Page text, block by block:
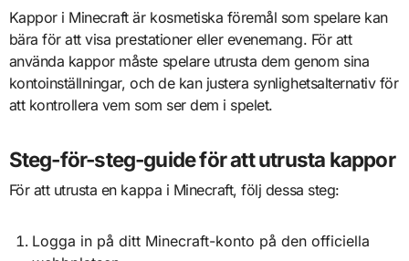
Kappor i Minecraft är kosmetiska föremål som spelare kan
bära för att visa prestationer eller evenemang. För att
använda kappor måste spelare utrusta dem genom sina
kontoinställningar, och de kan justera synlighetsalternativ för
att kontrollera vem som ser dem i spelet.
Steg-för-steg-guide för att utrusta kappor
För att utrusta en kappa i Minecraft, följ dessa steg:
Logga in på ditt Minecraft-konto på den officiella